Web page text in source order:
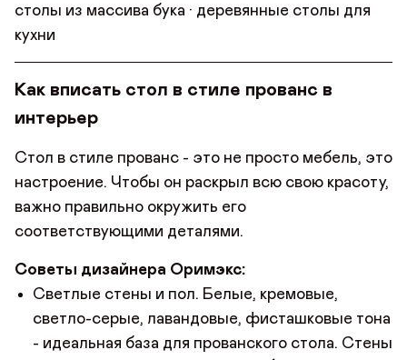
столы из массива бука · деревянные столы для
кухни
Как вписать стол в стиле прованс в
интерьер
Стол в стиле прованс - это не просто мебель, это
настроение. Чтобы он раскрыл всю свою красоту,
важно правильно окружить его
соответствующими деталями.
Советы дизайнера Оримэкс:
Светлые стены и пол. Белые, кремовые,
светло-серые, лавандовые, фисташковые тона
- идеальная база для прованского стола. Стены